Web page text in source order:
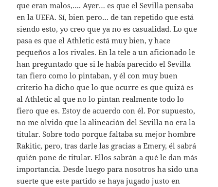
que eran malos,…. Ayer… es que el Sevilla pensaba
en la UEFA. Sí, bien pero… de tan repetido que está
siendo esto, yo creo que ya no es casualidad. Lo que
pasa es que el Athletic está muy bien, y hace
pequeños a los rivales. En la tele a un aficionado le
han preguntado que si le había parecido el Sevilla
tan fiero como lo pintaban, y él con muy buen
criterio ha dicho que lo que ocurre es que quizá es
al Athletic al que no lo pintan realmente todo lo
fiero que es. Estoy de acuerdo con él. Por supuesto,
no me olvido que la alineación del Sevilla no era la
titular. Sobre todo porque faltaba su mejor hombre
Rakitic, pero, tras darle las gracias a Emery, él sabrá
quién pone de titular. Ellos sabrán a qué le dan más
importancia. Desde luego para nosotros ha sido una
suerte que este partido se haya jugado justo en